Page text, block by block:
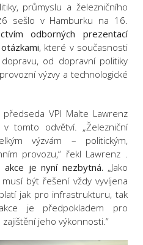
průmyslu a železničního
sešlo v Hamburku na 16.
odborných prezentací
, které v současnosti
od dopravní politiky
výzvy a technologické
VPI Malte Lawrenz
tomto odvětví. „Železniční
výzvám – politickým,
provozu,“ řekl Lawrenz .
akce je nyní nezbytná. „Jako
být řešení vždy vyvíjena
jak pro infrastrukturu, tak
je předpokladem pro
jeho výkonnosti.“